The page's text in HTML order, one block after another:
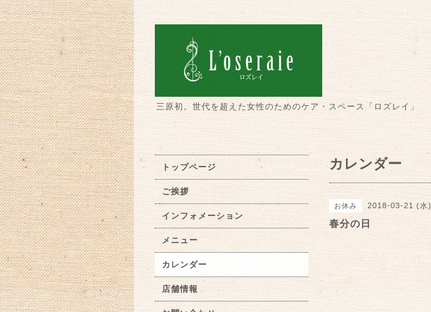
三原初。世代を超えた女性のためのケア・スペース「ロズレイ」
カレンダー
お休み 2018-03-21 (水)
春分の日
トップページ
ご挨拶
インフォメーション
メニュー
カレンダー
店舗情報